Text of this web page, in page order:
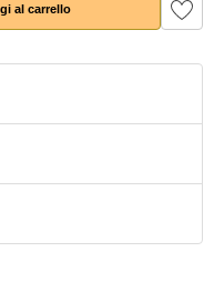
al carrello